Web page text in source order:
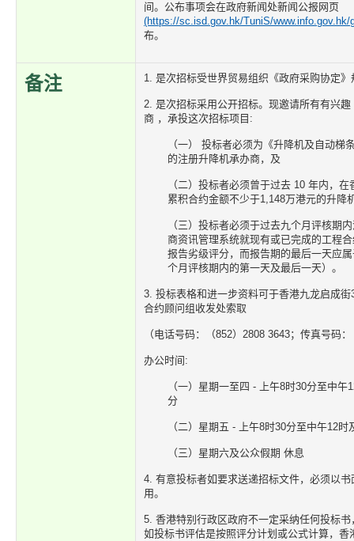
间。公布事项会在政府新闻处新闻公报网页
(https://sc.isd.gov.hk/TuniS/www.info.gov.hk/
布。
备注 1. 是次招标受世界贸易组织《政府采购协定
2. 是次招标采用公开招标。现邀请所有有兴
商 ，承投这次招标项目:
（一） 投标者必须为《升降机及自动梯
的注册升降机承办商，及
（二）投标者必须曾于过去 10 年内，
累积合约金额不少于1,148万港元的升降
（三）投标者必须于过去九个月评核期
商资讯管理系统就现有或已完成的工程
报告劣级评分，而报告期的最后一天应
个月评核期内的第一天及最后一天）。
3. 投标表格和进一步资料可于香港九龙启成
合约顾问组收发处索取
（电话号码：（852）2808 3643；传真号码
办公时间:
（一）星期一至四 - 上午8时30分至中
分
（二）星期五 - 上午8时30分至中午12
（三）星期六及公众假期 休息
4. 有意投标者如要求送递招标文件，必须以
用。
5. 香港特别行政区政府不一定采纳任何投标
如投标书评估是按照评分计划或公式计算，香